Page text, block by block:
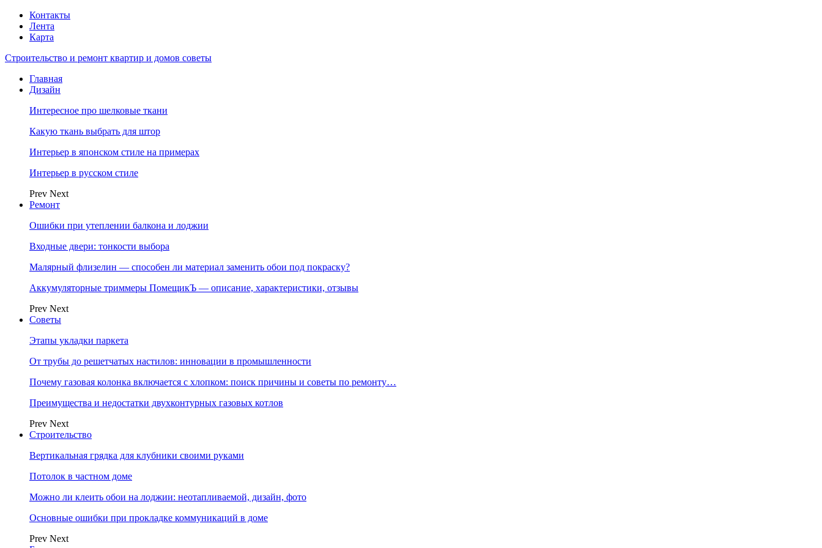
Контакты
Лента
Карта
Строительство и ремонт квартир и домов советы
Главная
Дизайн
Интересное про шелковые ткани
Какую ткань выбрать для штор
Интерьер в японском стиле на примерах
Интерьер в русском стиле
Prev Next
Ремонт
Ошибки при утеплении балкона и лоджии
Входные двери: тонкости выбора
Малярный флизелин — способен ли материал заменить обои под покраску?
Аккумуляторные триммеры ПомещикЪ — описание, характеристики, отзывы
Prev Next
Советы
Этапы укладки паркета
От трубы до решетчатых настилов: инновации в промышленности
Почему газовая колонка включается с хлопком: поиск причины и советы по ремонту…
Преимущества и недостатки двухконтурных газовых котлов
Prev Next
Строительство
Вертикальная грядка для клубники своими руками
Потолок в частном доме
Можно ли клеить обои на лоджии: неотапливаемой, дизайн, фото
Основные ошибки при прокладке коммуникаций в доме
Prev Next